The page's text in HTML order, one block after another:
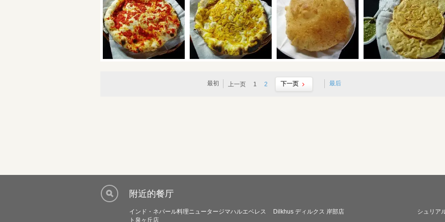
最初 上一页 1 2 下一页 最后
附近的餐厅
インド・ネパール料理ニュータージマハルエベレス
ト泉ヶ丘店
Dilkhus ディルクス 岸部店 シュリア